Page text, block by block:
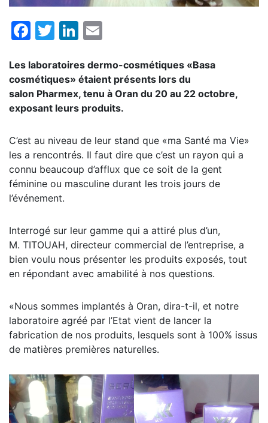
Facebook
TwitterLinkedIn
Les laboratoires dermo-cosmétiques «Basa
cosmétiques» étaient présents lors du
salon Pharmex, tenu à Oran du 20 au 22 octobre,
exposant leurs produits.
C’est au niveau de leur stand que «ma Santé ma Vie»
les a rencontrés. Il faut dire que c’est un rayon qui a
connu beaucoup d’afflux que ce soit de la gent
féminine ou masculine durant les trois jours de
l’événement.
Interrogé sur leur gamme qui a attiré plus d’un,
M. TITOUAH, directeur commercial de l’entreprise, a
bien voulu nous présenter les produits exposés, tout
en répondant avec amabilité à nos questions.
«Nous sommes implantés à Oran, dira-t-il, et notre
laboratoire agréé par l’Etat vient de lancer la
fabrication de nos produits, lesquels sont à 100% issus
de matières premières naturelles.